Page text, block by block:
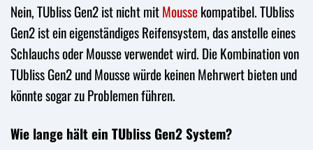
Nein, TUbliss Gen2 ist nicht mitMoussekompatibel. TUbliss
Gen2 ist ein eigenständiges Reifensystem, das anstelle eines
Schlauchs oder Mousse verwendet wird. Die Kombination von
TUbliss Gen2 und Mousse würde keinen Mehrwert bieten und
könnte sogar zu Problemen führen.
Wie lange hält ein TUbliss Gen2 System?